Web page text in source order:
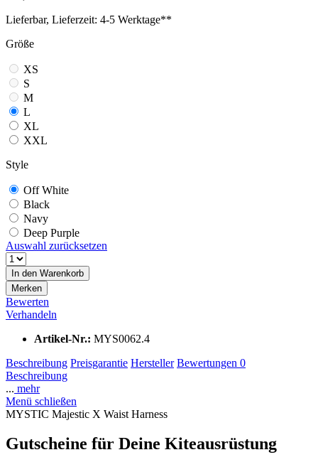
Lieferbar, Lieferzeit: 4-5 Werktage**
Größe
XS
S
M
L
XL
XXL
Style
Off White
Black
Navy
Deep Purple
Auswahl zurücksetzen
In den Warenkorb
Merken
Bewerten
Verhandeln
Artikel-Nr.: MYS0062.4
Beschreibung Preisgarantie Hersteller Bewertungen 0
Beschreibung
... mehr
Menü schließen
MYSTIC Majestic X Waist Harness
Gutscheine für Deine Kiteausrüstung